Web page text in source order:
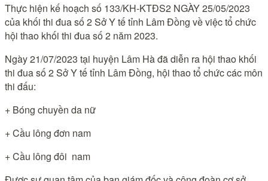
Thực hiện kế hoạch số 133/KH-KTĐS2 NGÀY 25/05/2023
của khối thi đua số 2 Sở Y tế tỉnh Lâm Đồng về việc tổ chức
hội thao khối thi đua số 2 năm 2023.
Ngày 21/07/2023 tại huyện Lâm Hà đã diễn ra hội thao khối
thi đua số 2 Sở Y tế tỉnh Lâm Đồng, hội thao tổ chức các môn
thi đấu:
+ Bóng chuyền da nữ
+ Cầu lông đơn nam
+ Cầu lông đôi nam